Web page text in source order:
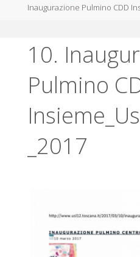
Inaugurazione Pulmino CDD
10.
Pulmino
_2017